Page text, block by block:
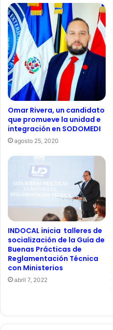
Omar Rivera, un candidato
que promueve la unidad e
integración en SODOMEDI
agosto 25, 2020
INDOCAL inicia talleres de
socialización de la Guía de
Buenas Prácticas de
Reglamentación Técnica
con Ministerios
abril 7, 2022